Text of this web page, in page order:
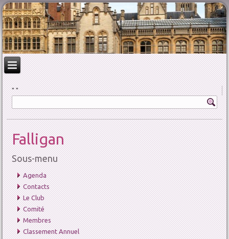
Falligan
Sous-menu
Agenda
Contacts
Le Club
Comité
Membres
Classement Annuel